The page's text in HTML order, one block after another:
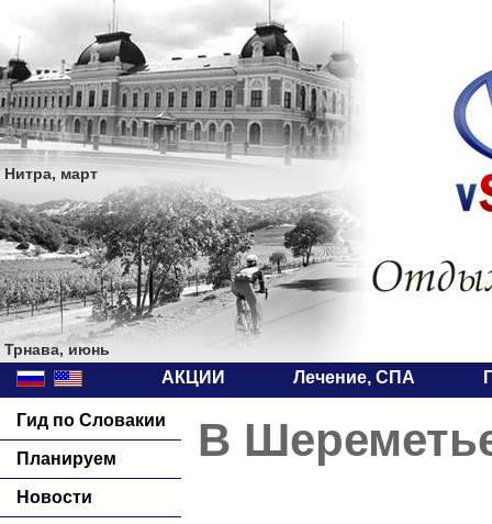
Нитра, март
Трнава, июнь
АКЦИИ Лечение, СПА
Гид по Словакии
Планируем
Новости
В